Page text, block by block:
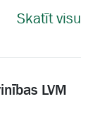
Skatīt visu
LVM